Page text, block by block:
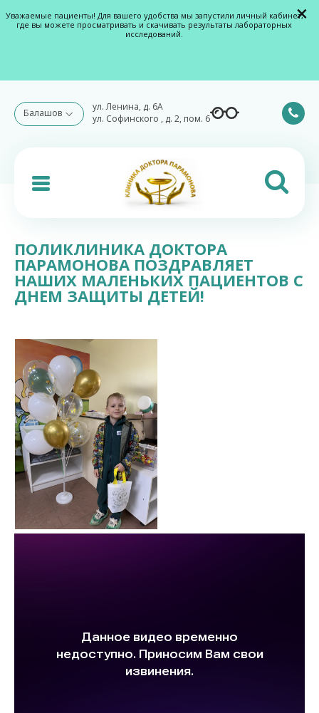
×
Уважаемые пациенты! Для вашего удобства мы запустили личный кабинет,
где вы можете просматривать и скачивать результаты лабораторных
исследований.
Балашов
ул. Ленина, д. 6А
ул. Софинского , д. 2, пом. 6
ПОЛИКЛИНИКА ДОКТОРА
ПАРАМОНОВА ПОЗДРАВЛЯЕТ
НАШИХ МАЛЕНЬКИХ ПАЦИЕНТОВ С
ДНЕМ ЗАЩИТЫ ДЕТЕЙ!